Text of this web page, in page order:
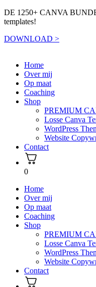
DE 1250+ CANVA
templates!
DOWNLOAD >
Home
Over mij
Op maat
Coaching
Shop
PREMIUM
Losse Canva
WordPress
Website
Contact
0
Home
Over mij
Op maat
Coaching
Shop
PREMIUM
Losse Canva
WordPress
Website
Contact